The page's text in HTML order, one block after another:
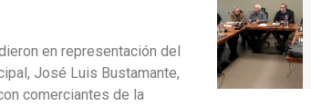
en representación del
José Luis Bustamante,
comerciantes de la